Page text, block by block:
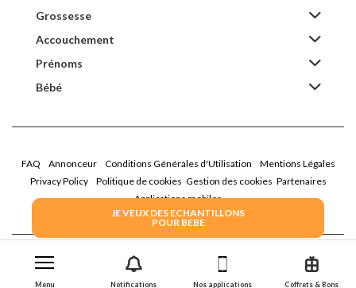
Coffrets & Bons
Nos applications
Notifications
Menu
JE VEUX DES ECHANTILLONS
POUR BEBE
Grossesse
Accouchement
Prénoms
Bébé
FAQ Annonceur Conditions Générales d'Utilisation
Mentions Légales
Privacy Policy
Politique de cookies Gestion des cookies Partenaires
Applications mobiles
2026 Family Service - La Boîte Rose